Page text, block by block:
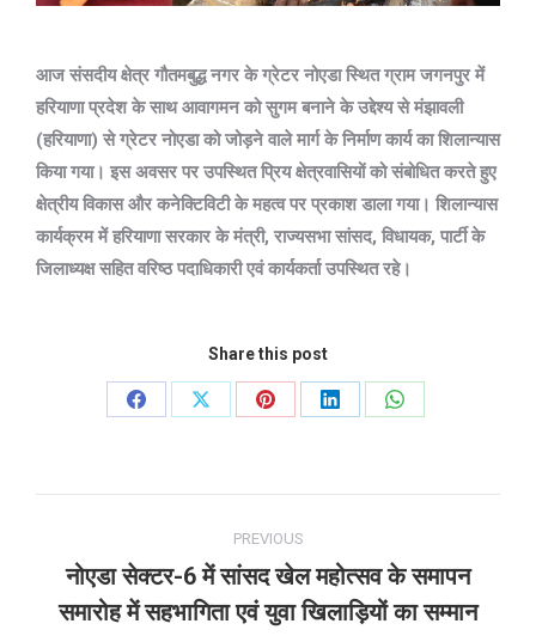
आज संसदीय क्षेत्र गौतमबुद्ध नगर के ग्रेटर नोएडा स्थित ग्राम जगनपुर में
हरियाणा प्रदेश के साथ आवागमन को सुगम बनाने के उद्देश्य से मंझावली
(हरियाणा) से ग्रेटर नोएडा को जोड़ने वाले मार्ग के निर्माण कार्य का शिलान्यास
किया गया। इस अवसर पर उपस्थित प्रिय क्षेत्रवासियों को संबोधित करते हुए
क्षेत्रीय विकास और कनेक्टिविटी के महत्व पर प्रकाश डाला गया। शिलान्यास
कार्यक्रम में हरियाणा सरकार के मंत्री, राज्यसभा सांसद, विधायक, पार्टी के
जिलाध्यक्ष सहित वरिष्ठ पदाधिकारी एवं कार्यकर्ता उपस्थित रहे।
Share this post
Share
Share
Share
Share
Share
navigation
PREVIOUS
Previous
post:
नोएडा सेक्टर-6 में सांसद खेल महोत्सव के समापन
समारोह में सहभागिता एवं युवा खिलाड़ियों का सम्मान